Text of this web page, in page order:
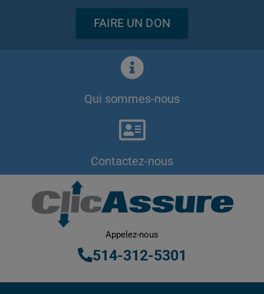
FAIRE UN DON
Qui sommes-nous
Contactez-nous
Appelez-nous
514-312-5301